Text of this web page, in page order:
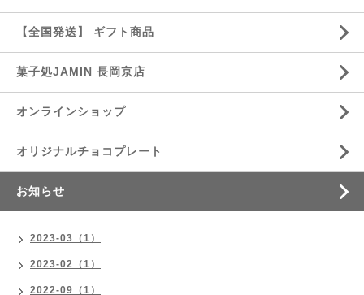
【全国発送】 ギフト商品
菓子処JAMIN 長岡京店
オンラインショップ
オリジナルチョコプレート
お知らせ
2023-03（1）
2023-02（1）
2022-09（1）